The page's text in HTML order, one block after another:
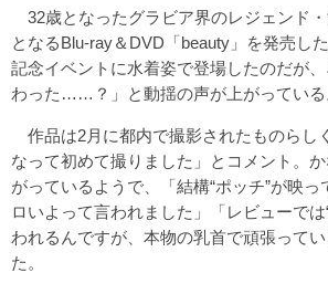
32歳となったグラビア界のレジェンド
となるBlu-ray＆DVD「beauty」を発売し
記念イベントに水着姿で登場したのだが
わった……？」と動揺の声が上がっている
作品は2月に都内で撮影されたものらし
なって初めて撮りました」とコメント。
がっているようで、「結構“ポッチ”が映
ロいよって言われました」「レビューでは
われるんですが、本物の乳首で頑張って
た。